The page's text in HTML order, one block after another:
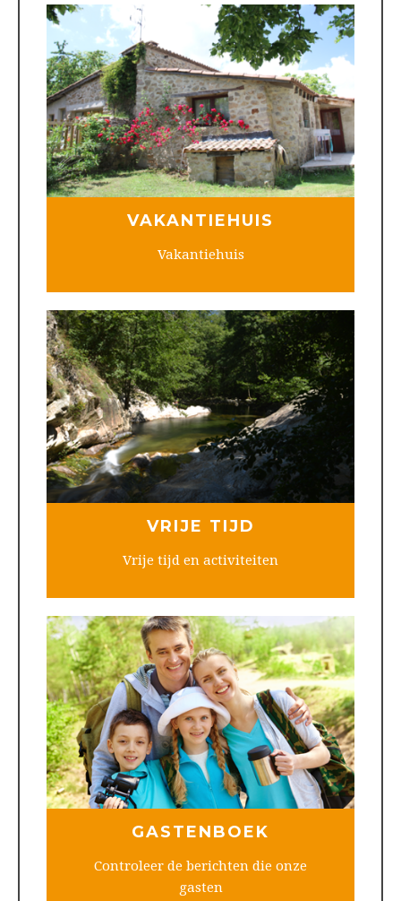
VAKANTIEHUIS
Vakantiehuis
VRIJE TIJD
Vrije tijd en activiteiten
GASTENBOEK
Controleer de berichten die onze
gasten